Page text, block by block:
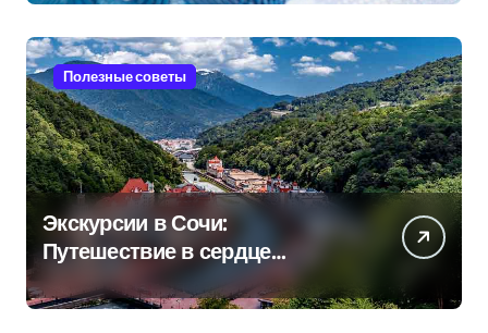
Полезные советы
Экскурсии в Сочи:
Путешествие в сердце
Черноморского курорта